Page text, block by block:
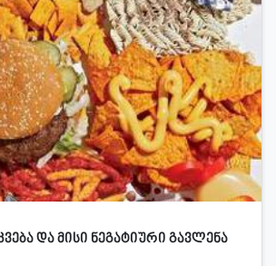
და მისი ნეგატიური გავლენა